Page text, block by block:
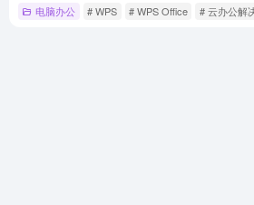
电脑办公 # WPS # WPS Office # 云办公解